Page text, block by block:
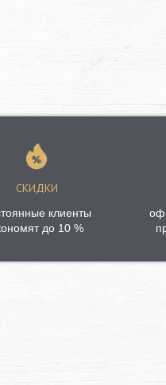
СКИДКИ
клиенты
до 10 %